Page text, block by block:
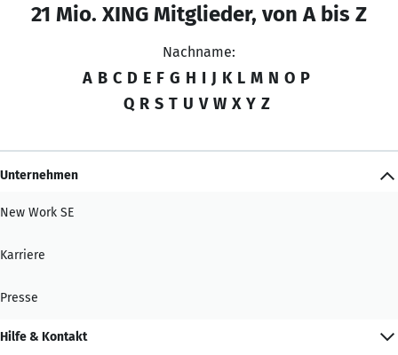
21 Mio. XING Mitglieder, von A bis Z
Nachname:
A B C D E F G H I J K L M N O P
Q R S T U V W X Y Z
Unternehmen
New Work SE
Karriere
Presse
Hilfe & Kontakt